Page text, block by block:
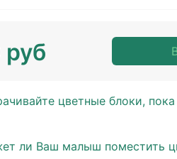
цветные блоки,
ли Ваш малыш поместить